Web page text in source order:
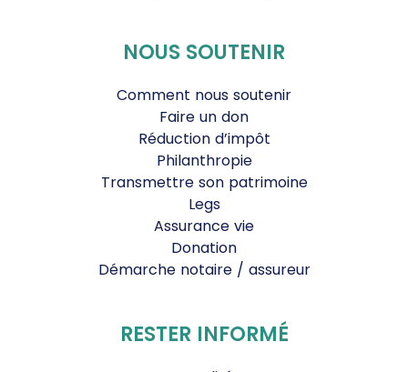
NOUS SOUTENIR
Comment nous soutenir
Faire un don
Réduction d’impôt
Philanthropie
Transmettre son patrimoine
Legs
Assurance vie
Donation
Démarche notaire / assureur
RESTER INFORMÉ